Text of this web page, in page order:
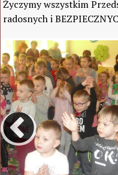
Życzymy wszystkim
radosnych i